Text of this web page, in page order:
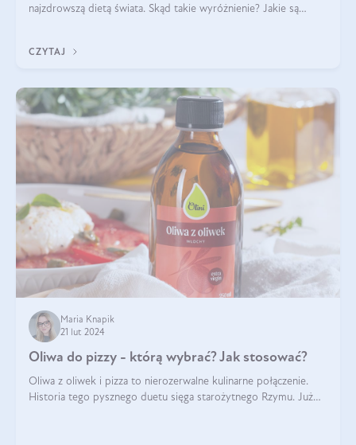
najzdrowszą dietą świata. Skąd takie wyróżnienie? Jakie są
CZYTAJ
Maria Knapik
21 lut 2024
Oliwa do pizzy - którą wybrać? Jak stosować?
Oliwa z oliwek i pizza to nierozerwalne kulinarne połączenie.
Historia tego pysznego duetu sięga starożytnego Rzymu. Już